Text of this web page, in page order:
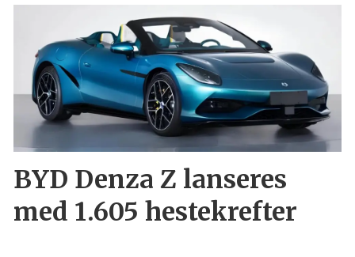
BYD Denza Z lanseres
med 1.605 hestekrefter